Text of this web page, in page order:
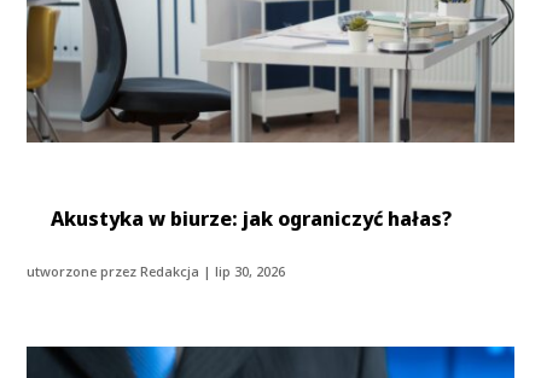
Akustyka w biurze: jak ograniczyć hałas?
utworzone przezRedakcja |lip 30, 2026